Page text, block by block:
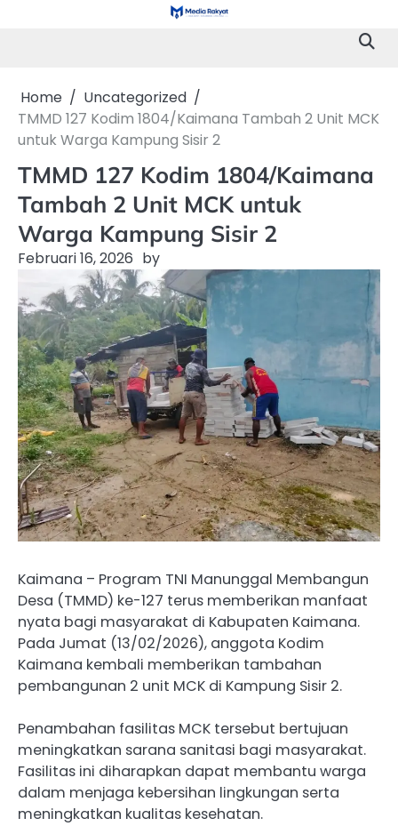
Home
Uncategorized
TMMD 127 Kodim 1804/Kaimana Tambah 2 Unit MCK
untuk Warga Kampung Sisir 2
TMMD 127 Kodim 1804/Kaimana
Tambah 2 Unit MCK untuk
Warga Kampung Sisir 2
Februari 16, 2026 by
Kaimana – Program TNI Manunggal Membangun
Desa (TMMD) ke-127 terus memberikan manfaat
nyata bagi masyarakat di Kabupaten Kaimana.
Pada Jumat (13/02/2026), anggota Kodim
Kaimana kembali memberikan tambahan
pembangunan 2 unit MCK di Kampung Sisir 2.
Penambahan fasilitas MCK tersebut bertujuan
meningkatkan sarana sanitasi bagi masyarakat.
Fasilitas ini diharapkan dapat membantu warga
dalam menjaga kebersihan lingkungan serta
meningkatkan kualitas kesehatan.